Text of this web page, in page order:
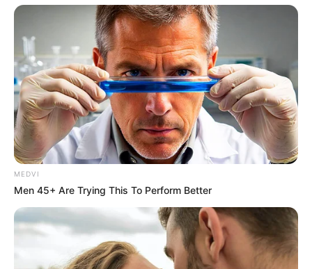
MEDVI
Men 45+ Are Trying This To Perform Better